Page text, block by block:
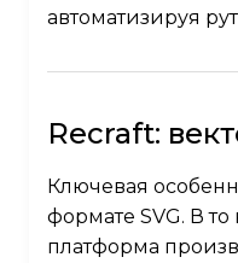
автоматизируя
Recraft:
Ключевая
формате SVG. В
платформа